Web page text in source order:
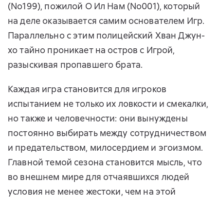
(No199), пожилой О Ил Нам (No001), который
на деле оказывается самим основателем Игр.
Параллельно с этим полицейский Хван Джун-
хо тайно проникает на остров с Игрой,
разыскивая пропавшего брата.
Каждая игра становится для игроков
испытанием не только их ловкости и смекалки,
но также и человечности: они вынуждены
постоянно выбирать между сотрудничеством
и предательством, милосердием и эгоизмом.
Главной темой сезона становится мысль, что
во внешнем мире для отчаявшихся людей
условия не менее жестоки, чем на этой